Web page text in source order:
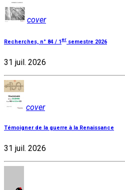
cover
Recherches, n° 84 / 1er semestre 2026
31 juil. 2026
cover
Témoigner de la guerre à la Renaissance
31 juil. 2026